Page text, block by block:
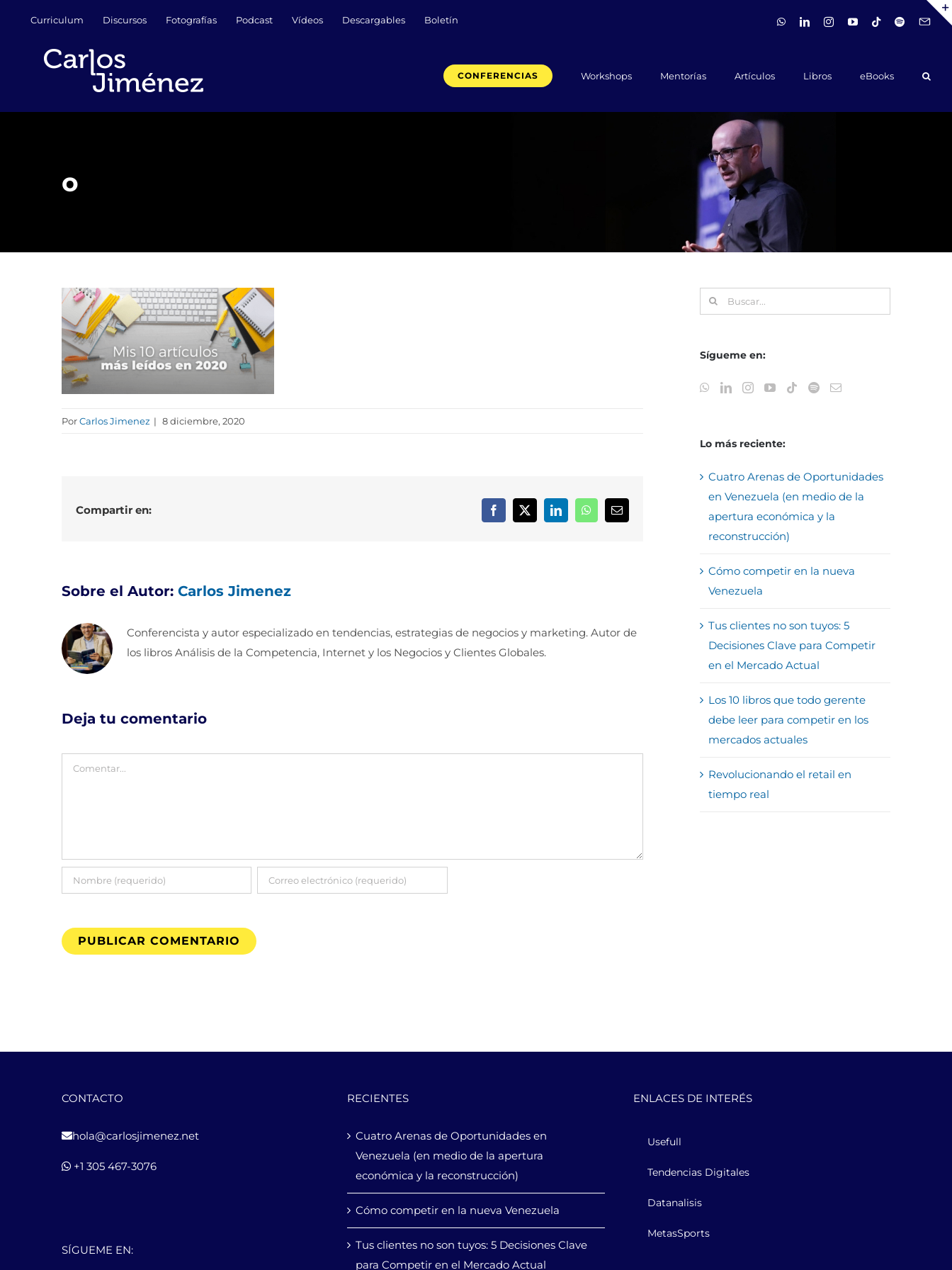
contenido
Curriculum Discursos Fotografías Podcast Vídeos Descargables Boletín WhatsApp
LinkedInInstagramYouTubeTiktokSpotify
CONFERENCIAS Workshops Mentorías Artículos Libros eBooks
o
PorCarlos Jimenez | 8 diciembre, 2020
Compartir en: Facebook
X LinkedInWhatsAppCorreo
electrónico
Sobre el Autor: Carlos Jimenez
Conferencista y autor especializado en tendencias, estrategias de negocios y marketing. Autor de
los libros Análisis de la Competencia, Internet y los Negocios y Clientes Globales.
Deja tu comentario
Comentar
Buscar:
Sígueme en:
Lo más reciente:
Cuatro Arenas de Oportunidades
en Venezuela (en medio de la
apertura económica y la
reconstrucción)
Cómo competir en la nueva
Venezuela
Tus clientes no son tuyos: 5
Decisiones Clave para Competir
en el Mercado Actual
Los 10 libros que todo gerente
debe leer para competir en los
mercados actuales
Revolucionando el retail en
tiempo real
CONTACTO
hola@carlosjimenez.net
+1 305 467-3076
SÍGUEME EN:
RECIENTES
Cuatro Arenas de Oportunidades en
Venezuela (en medio de la apertura
económica y la reconstrucción)
Cómo competir en la nueva Venezuela
Tus clientes no son tuyos: 5 Decisiones Clave
para Competir en el Mercado Actual
ENLACES DE INTERÉS
Usefull
Tendencias Digitales
Datanalisis
MetasSports